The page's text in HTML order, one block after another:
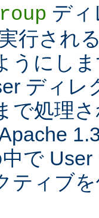
デ
行され
うにし
ディレ
で処理
で
ティブ